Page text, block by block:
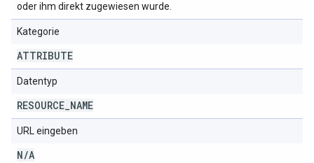
oder ihm direkt zugewiesen wurde.
Kategorie
ATTRIBUTE
Datentyp
RESOURCE NAME
URL eingeben
N/A